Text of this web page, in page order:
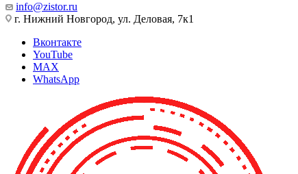
info@zistor.ru
г. Нижний Новгород, ул. Деловая, 7к1
Вконтакте
YouTube
MAX
WhatsApp